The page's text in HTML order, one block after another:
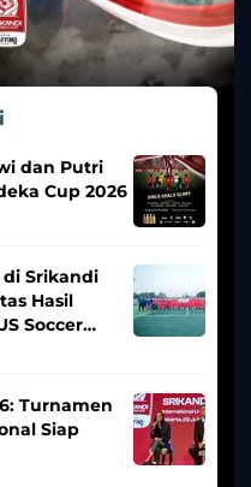
dan Putri
Cup 2026
Srikandi
Hasil
Soccer
Turnamen
Siap